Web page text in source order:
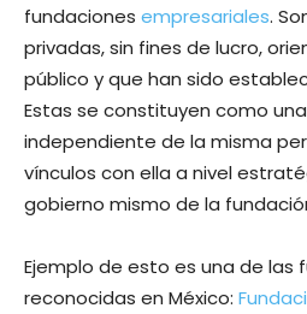
fundaciones empresariales.
privadas, sin fines de lucro,
público y que han sido
Estas se constituyen como
independiente de la misma
vínculos con ella a nivel
gobierno mismo de la
Ejemplo de esto es una de las
reconocidas en México: